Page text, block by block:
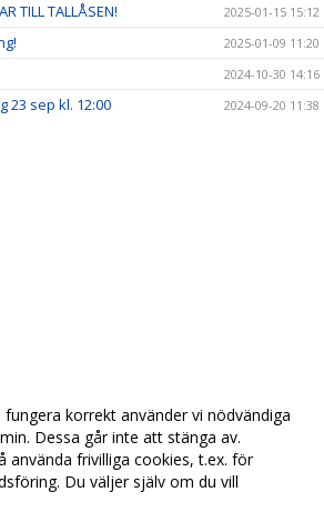
TILL TALLÅSEN! 2025-01-15 15:12
2025-01-09 11:20
2024-10-30 14:16
23 sep kl. 12:00 2024-09-20 11:38
korrekt använder vi nödvändiga
Dessa går inte att stänga av.
använda frivilliga cookies, t.ex. för
Du väljer själv om du vill